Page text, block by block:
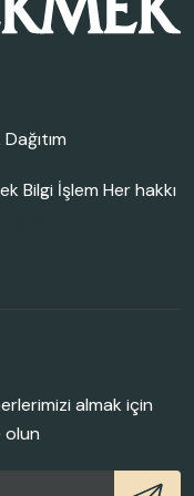
Bilgi İşlem Her hakkı
almak için
olun